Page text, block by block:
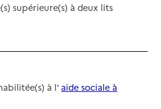
supérieure(s) à deux lits
à l' aide sociale à